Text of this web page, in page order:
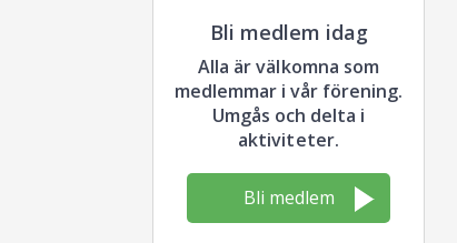
Bli medlem idag
Alla är välkomna som
medlemmar i vår förening.
Umgås och delta i
aktiviteter.
Bli medlem